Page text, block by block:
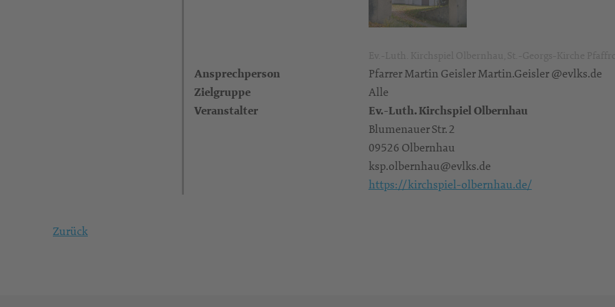
Ansprechperson Pfarrer Martin Geisler Martin.Geisler @evlks.de
Zielgruppe Alle
Veranstalter Ev.-Luth. Kirchspiel Olbernhau
Blumenauer Str. 2
09526 Olbernhau
ksp.olbernhau@evlks.de
https://kirchspiel-olbernhau.de/
Zurück